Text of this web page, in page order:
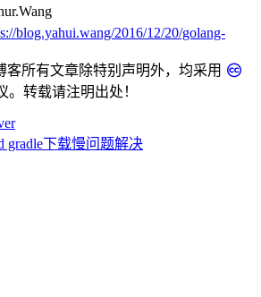
blog.yahui.wang/2016/12/20/golang-
客所有文章除特别声明外，均采用
。转载请注明出处！
gradle下载慢问题解决